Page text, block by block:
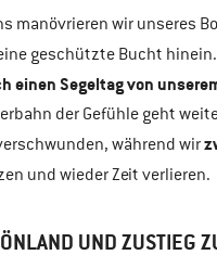
manövrieren wir unseres
geschützte Bucht
einen Segeltag von
der Gefühle geht
während wir
und wieder Zeit verlieren.
UND ZUSTIEG